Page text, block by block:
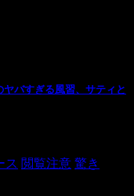
バすぎる風習、サティと
ス 閲覧注意 驚き